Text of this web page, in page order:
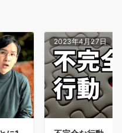
2023年4月27日